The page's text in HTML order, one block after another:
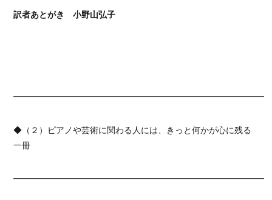
訳者あとがき 小野山弘子
◆（２）ピアノや芸術に関わる人には、きっと何かが心に残る
一冊